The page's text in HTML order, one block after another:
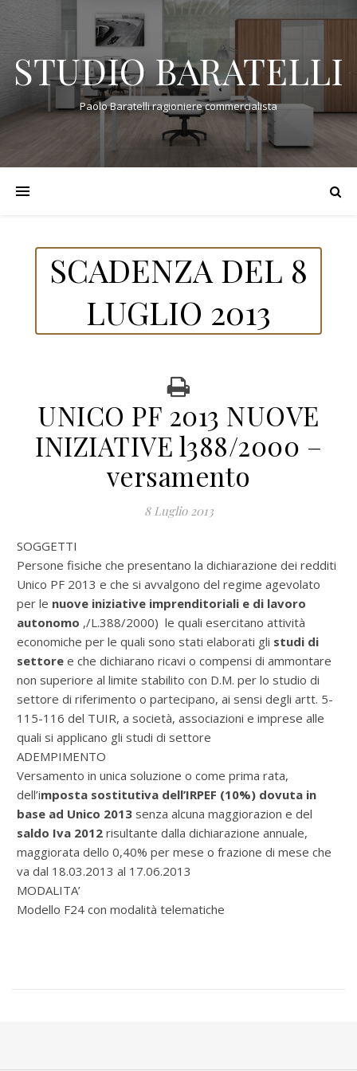
STUDIO BARATELLI
Paolo Baratelli ragioniere commercialista
SCADENZA DEL 8
LUGLIO 2013
UNICO PF 2013 NUOVE
INIZIATIVE l388/2000 –
versamento
8 Luglio 2013
SOGGETTI
Persone fisiche che presentano la dichiarazione dei redditi
Unico PF 2013 e che si avvalgono del regime agevolato
per le nuove iniziative imprenditoriali e di lavoro
autonomo ,/L.388/2000) le quali esercitano attività
economiche per le quali sono stati elaborati gli studi di
settore e che dichiarano ricavi o compensi di ammontare
non superiore al limite stabilito con D.M. per lo studio di
settore di riferimento o partecipano, ai sensi degli artt. 5-
115-116 del TUIR, a società, associazioni e imprese alle
quali si applicano gli studi di settore
ADEMPIMENTO
Versamento in unica soluzione o come prima rata,
dell’imposta sostitutiva dell’IRPEF (10%) dovuta in
base ad Unico 2013 senza alcuna maggiorazion e del
saldo Iva 2012 risultante dalla dichiarazione annuale,
maggiorata dello 0,40% per mese o frazione di mese che
va dal 18.03.2013 al 17.06.2013
MODALITA’
Modello F24 con modalità telematiche